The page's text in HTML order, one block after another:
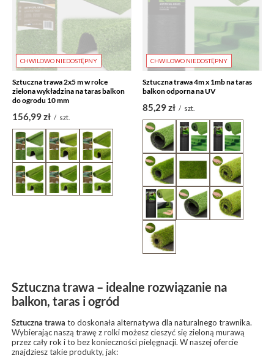
CHWILOWO NIEDOSTĘPNY
Sztuczna trawa 2x5 m w rolce
zielona wykładzina na taras balkon
do ogrodu 10 mm
156,99 zł / szt.
CHWILOWO NIEDOSTĘPNY
Sztuczna trawa 4m x 1mb na taras
balkon odporna na UV
85,29 zł / szt.
Sztuczna trawa – idealne rozwiązanie na
balkon, taras i ogród
Sztuczna trawa to doskonała alternatywa dla naturalnego trawnika.
Wybierając naszą trawę z rolki możesz cieszyć się zieloną murawą
przez cały rok i to bez konieczności pielęgnacji. W naszej ofercie
znajdziesz takie produkty, jak: